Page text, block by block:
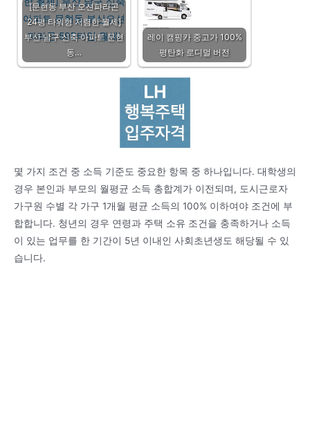
[문현동 부산 오션파라곤
24평 타워형 저렴한 월세]
부산 남구 신축 아파트 문현
동…
레이 캠핑카 중고가 100%
평탄화 로디멀 버전
몇 가지 조건 중 소득 기준도 중요한 항목 중 하나입니다. 대학생의
경우 본인과 부모의 월평균 소득 총합계가 이전되며, 도시근로자
가구원 수별 각 가구 1개월 평균 소득의 100% 이하여야 조건에 부
합합니다. 청년의 경우 연령과 주택 소유 조건을 충족하거나 소득
이 있는 업무를 한 기간이 5년 이내인 사회초년생도 해당될 수 있
습니다.